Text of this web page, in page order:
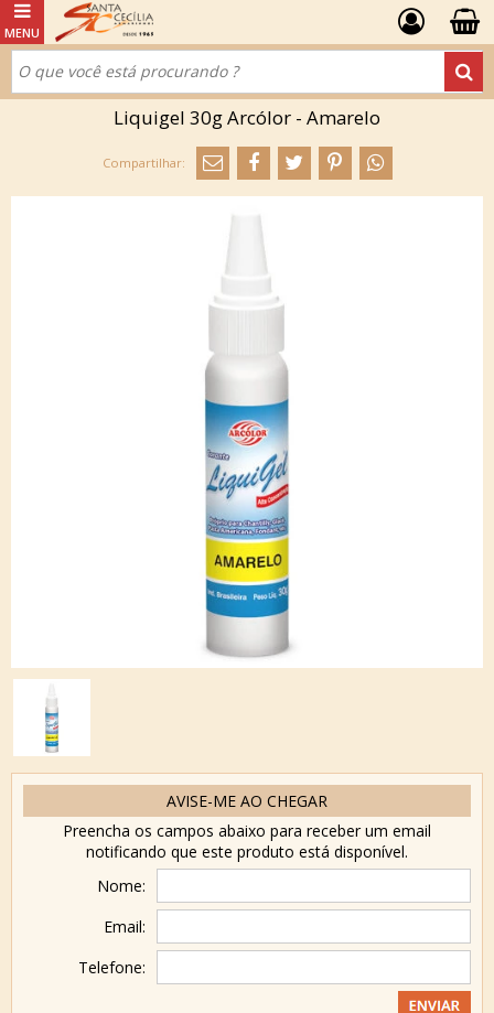
Liquigel 30g Arcólor - Amarelo
AVISE-ME AO CHEGAR
Preencha os campos abaixo para receber um email
notificando que este produto está disponível.
Nome:
Email:
Telefone: